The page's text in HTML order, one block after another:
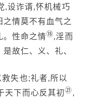
,设诈谞,怀机械巧
之情莫不有血气之
。性命之情⑱,淫而
故仁、义、礼、
失也;礼者,所以
天下而心反其初㉑ ,